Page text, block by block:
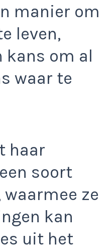
manier om
leven,
kans om al
waar te
haar
soort
ze
kan
uit het